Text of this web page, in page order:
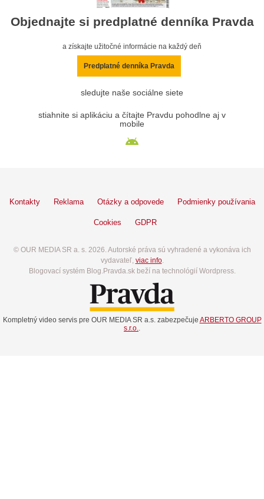
Objednajte si predplatné denníka Pravda
a získajte užitočné informácie na každý deň
Predplatné denníka Pravda
sledujte naše sociálne siete
stiahnite si aplikáciu a čítajte Pravdu pohodlne aj v
mobile
Kontakty Reklama Otázky a odpovede Podmienky používania
Cookies GDPR
© OUR MEDIA SR a. s. 2026. Autorské práva sú vyhradené a vykonáva ich
vydavateľ, viac info.
Blogovací systém Blog.Pravda.sk beží na technológií Wordpress.
Kompletný video servis pre OUR MEDIA SR a.s. zabezpečuje ARBERTO GROUP
s.r.o.